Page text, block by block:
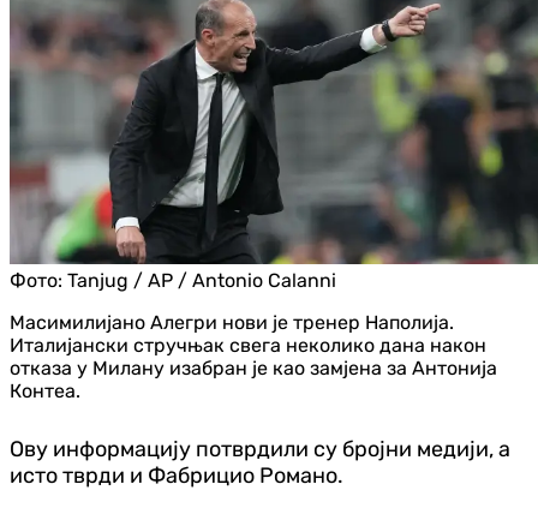
Фото: Tanjug / AP / Antonio Calanni
Масимилијано Алегри нови је тренер Наполија.
Италијански стручњак свега неколико дана након
отказа у Милану изабран је као замјена за Антонија
Контеа.
Ову информацију потврдили су бројни медији, а
исто тврди и Фабрицио Романо.